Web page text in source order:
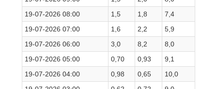
19-07-2026 08:00
1,5 1,8
7,4
19-07-2026 07:00
1,6 2,2
5,9
19-07-2026 06:00
3,0 8,2
8,0
19-07-2026 05:00
0,70 0,93
9,1
19-07-2026 04:00
0,98 0,65
10,0